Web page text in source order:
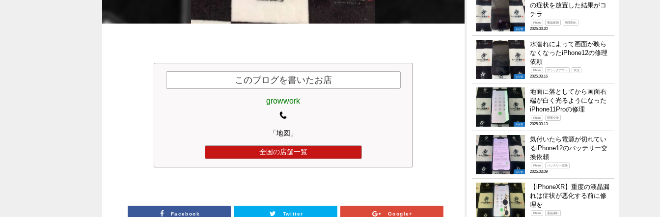
このブログを書いたお店
growwork
「地図」
全国の店舗一覧
Facebook Twitter Google+
未分類
の症状を放置した結果がコ
チラ
iPhone 液晶破損 画面割れ
2025.03.20
未分類
水濡れによって画面が映ら
なくなったiPhone12の修理
依頼
iPhone ブラックアウト 水没
2025.03.16
未分類
地面に落としてから画面右
端が白く光るようになった
iPhone11Proの修理
iPhone 画面交換
2025.03.13
未分類
気付いたら電源が切れてい
るiPhone12のバッテリー交
換依頼
iPhone バッテリー交換
2025.03.09
【iPhoneXR】重度の液晶漏
れは症状が悪化する前に修
理を
iPhone 液晶漏れ